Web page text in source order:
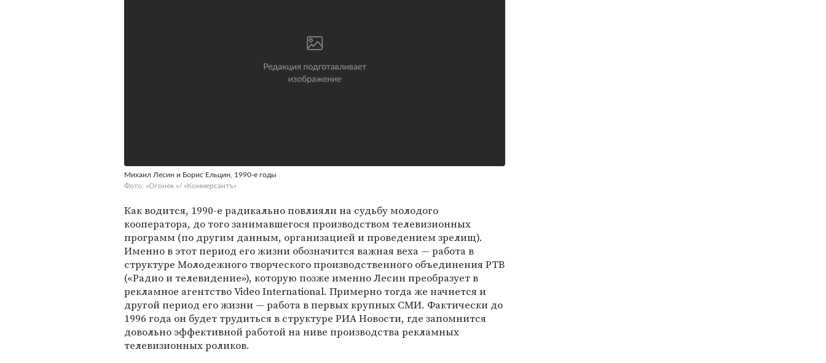
Михаил Лесин и Борис Ельцин, 1990-е годы
Фото: «Огонек »/ «Коммерсантъ»
Как водится, 1990-е радикально повлияли на судьбу молодого
кооператора, до того занимавшегося производством телевизионных
программ (по другим данным, организацией и проведением зрелищ).
Именно в этот период его жизни обозначится важная веха — работа в
структуре Молодежного творческого производственного объединения РТВ
(«Радио и телевидение»), которую позже именно Лесин преобразует в
рекламное агентство Video International. Примерно тогда же начнется и
другой период его жизни — работа в первых крупных СМИ. Фактически до
1996 года он будет трудиться в структуре РИА Новости, где запомнится
довольно эффективной работой на ниве производства рекламных
телевизионных роликов.